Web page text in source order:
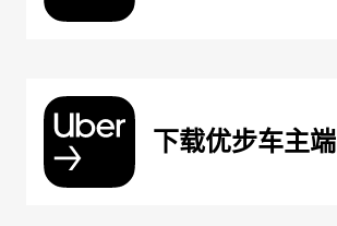
下载优步车主端